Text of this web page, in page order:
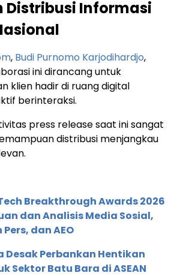
Distribusi Informasi
, Budi Purnomo Karjodihardjo,
ini dirancang untuk
klien hadir di ruang digital
berinteraksi.
press release saat ini sangat
distribusi menjangkau
Breakthrough Awards 2026
dan Analisis Media Sosial,
dan AEO
Desak Perbankan Hentikan
Sektor Batu Bara di ASEAN